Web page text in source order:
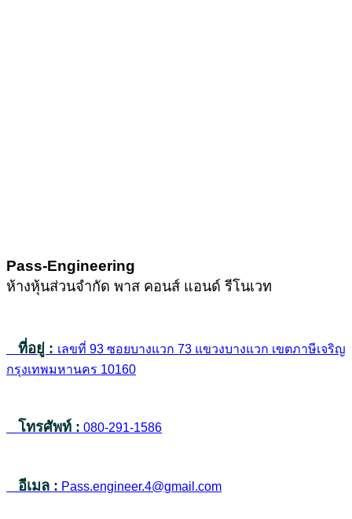
Pass-Engineering
ห้างหุ้นส่วนจำกัด พาส คอนส์ แอนด์ รีโนเวท
ที่อยู่ : เลขที่ 93 ซอยบางแวก 73 แขวงบางแวก เขตภาษีเจริญ
กรุงเทพมหานคร 10160
โทรศัพท์ : 080-291-1586
อีเมล : Pass.engineer.4@gmail.com